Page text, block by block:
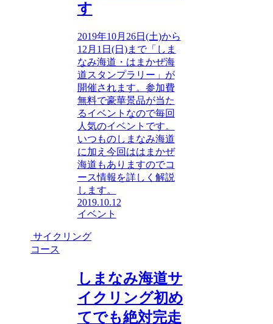
す
2019年10月26日(土)から
12月1日(日)まで「しま
なみ海道・はまかぜ海
道スタンプラリー」が
開催されます。参加費
無料で豪華景品が当た
るイベントなので毎回
人気のイベントです。
いつものしまなみ海道
に加え今回ははまかぜ
海道もありますのでコ
ース情報を詳しく解説
します。
2019.10.12
イベント
サイクリング
コース
しまなみ海道サ
イクリング初め
てでも絶対完走